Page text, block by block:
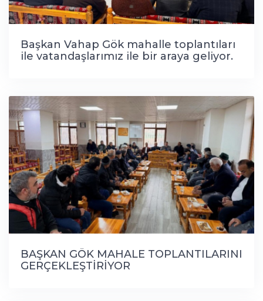
Başkan Vahap Gök mahalle toplantıları
ile vatandaşlarımız ile bir araya geliyor.
BAŞKAN GÖK MAHALE TOPLANTILARINI
GERÇEKLEŞTİRİYOR